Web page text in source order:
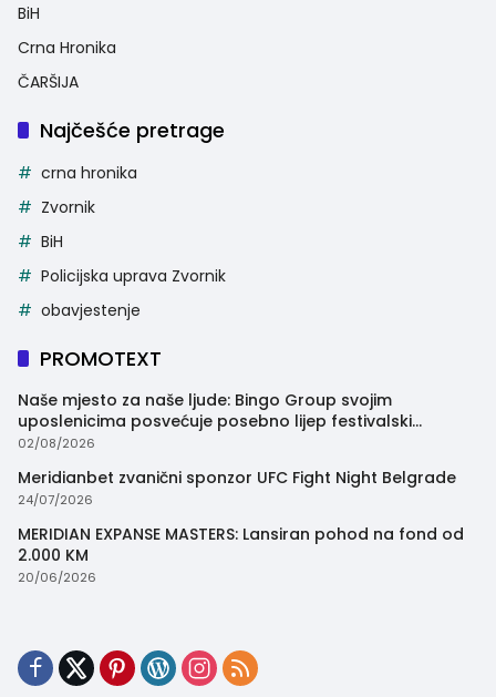
BiH
Crna Hronika
ČARŠIJA
Najčešće pretrage
crna hronika
Zvornik
BiH
Policijska uprava Zvornik
obavjestenje
PROMOTEXT
Naše mjesto za naše ljude: Bingo Group svojim
uposlenicima posvećuje posebno lijep festivalski
trenutak
02/08/2026
Meridianbet zvanični sponzor UFC Fight Night Belgrade
24/07/2026
MERIDIAN EXPANSE MASTERS: Lansiran pohod na fond od
2.000 KM
20/06/2026